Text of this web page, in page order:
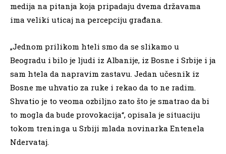
medija na pitanja koja pripadaju dvema državama
ima veliki uticaj na percepciju građana.
„Jednom prilikom hteli smo da se slikamo u
Beogradu i bilo je ljudi iz Albanije, iz Bosne i Srbije i ja
sam htela da napravim zastavu. Jedan učesnik iz
Bosne me uhvatio za ruke i rekao da to ne radim.
Shvatio je to veoma ozbiljno zato što je smatrao da bi
to mogla da bude provokacija“, opisala je situaciju
tokom treninga u Srbiji mlada novinarka Entenela
Ndervataj.